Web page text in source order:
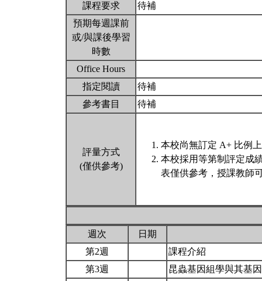
課程要求
待補
預期每週課前
或/與課後學習
時數
Office Hours
指定閱讀
待補
參考書目
待補
評量方式
(僅供參考)
本校尚無訂定 A+ 比例
本校採用等第制評定成
表僅供參考，授課教師
週次
日期
第2週
課程介紹
第3週
昆蟲基因組學與其基